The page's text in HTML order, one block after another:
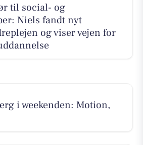
til social- og
Niels fandt nyt
og viser vejen for
i weekenden: Motion,